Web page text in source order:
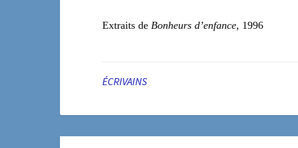
Extraits de Bonheurs d’enfance, 1996
ÉCRIVAINS